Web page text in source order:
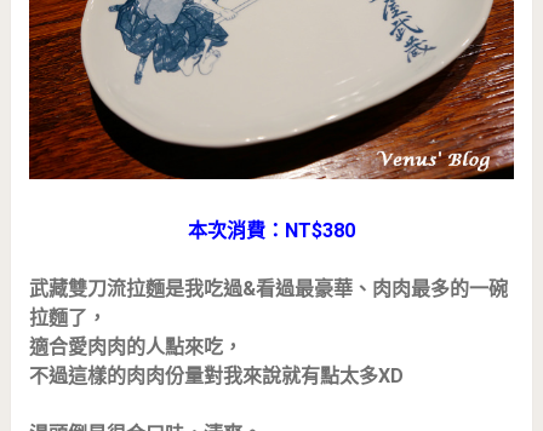
本次消費：NT$380
武藏雙刀流拉麵是我吃過&看過最豪華、肉肉最多的一碗
拉麵了，
適合愛肉肉的人點來吃，
不過這樣的肉肉份量對我來說就有點太多XD